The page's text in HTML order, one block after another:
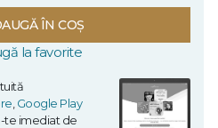
ÎN COȘ
la favorite
Google Play
te imediat de